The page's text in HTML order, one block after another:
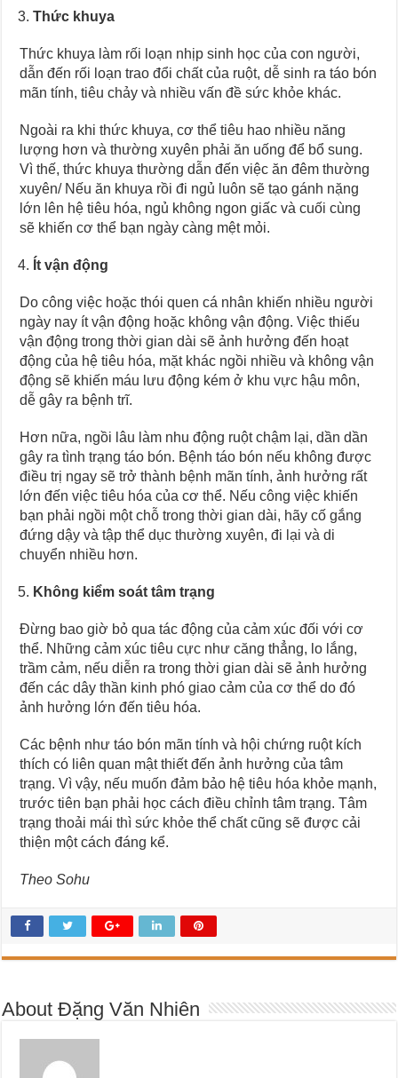
Thức khuya
Thức khuya làm rối loạn nhịp sinh học của con người,
dẫn đến rối loạn trao đổi chất của ruột, dễ sinh ra táo bón
mãn tính, tiêu chảy và nhiều vấn đề sức khỏe khác.
Ngoài ra khi thức khuya, cơ thể tiêu hao nhiều năng
lượng hơn và thường xuyên phải ăn uống để bổ sung.
Vì thế, thức khuya thường dẫn đến việc ăn đêm thường
xuyên/ Nếu ăn khuya rồi đi ngủ luôn sẽ tạo gánh nặng
lớn lên hệ tiêu hóa, ngủ không ngon giấc và cuối cùng
sẽ khiến cơ thể bạn ngày càng mệt mỏi.
Ít vận động
Do công việc hoặc thói quen cá nhân khiến nhiều người
ngày nay ít vận động hoặc không vận động. Việc thiếu
vận động trong thời gian dài sẽ ảnh hưởng đến hoạt
động của hệ tiêu hóa, mặt khác ngồi nhiều và không vận
động sẽ khiến máu lưu động kém ở khu vực hậu môn,
dễ gây ra bệnh trĩ.
Hơn nữa, ngồi lâu làm nhu động ruột chậm lại, dần dần
gây ra tình trạng táo bón. Bệnh táo bón nếu không được
điều trị ngay sẽ trở thành bệnh mãn tính, ảnh hưởng rất
lớn đến việc tiêu hóa của cơ thể. Nếu công việc khiến
bạn phải ngồi một chỗ trong thời gian dài, hãy cố gắng
đứng dậy và tập thể dục thường xuyên, đi lại và di
chuyển nhiều hơn.
Không kiểm soát tâm trạng
Đừng bao giờ bỏ qua tác động của cảm xúc đối với cơ
thể. Những cảm xúc tiêu cực như căng thẳng, lo lắng,
trầm cảm, nếu diễn ra trong thời gian dài sẽ ảnh hưởng
đến các dây thần kinh phó giao cảm của cơ thể do đó
ảnh hưởng lớn đến tiêu hóa.
Các bệnh như táo bón mãn tính và hội chứng ruột kích
thích có liên quan mật thiết đến ảnh hưởng của tâm
trạng. Vì vậy, nếu muốn đảm bảo hệ tiêu hóa khỏe mạnh,
trước tiên bạn phải học cách điều chỉnh tâm trạng. Tâm
trạng thoải mái thì sức khỏe thể chất cũng sẽ được cải
thiện một cách đáng kể.
Theo Sohu
About Đặng Văn Nhiên